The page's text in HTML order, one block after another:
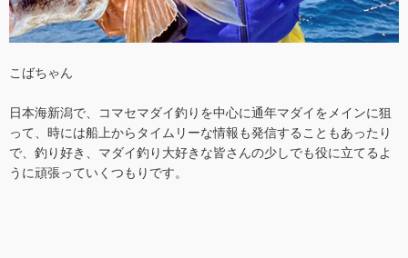
こばちゃん
日本海新潟で、コマセマダイ釣りを中心に通年マダイをメインに狙
って、時には船上からタイムリーな情報も発信することもあったり
で、釣り好き、マダイ釣り大好きな皆さんの少しでも役に立てるよ
うに頑張っていくつもりです。